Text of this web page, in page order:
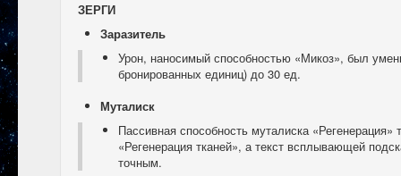
ЗЕРГИ
Заразитель
Урон, наносимый способностью «Микоз», был
бронированных единиц) до 30 ед.
Муталиск
Пассивная способность муталиска «Регенерация»
«Регенерация тканей», а текст всплывающей
точным.